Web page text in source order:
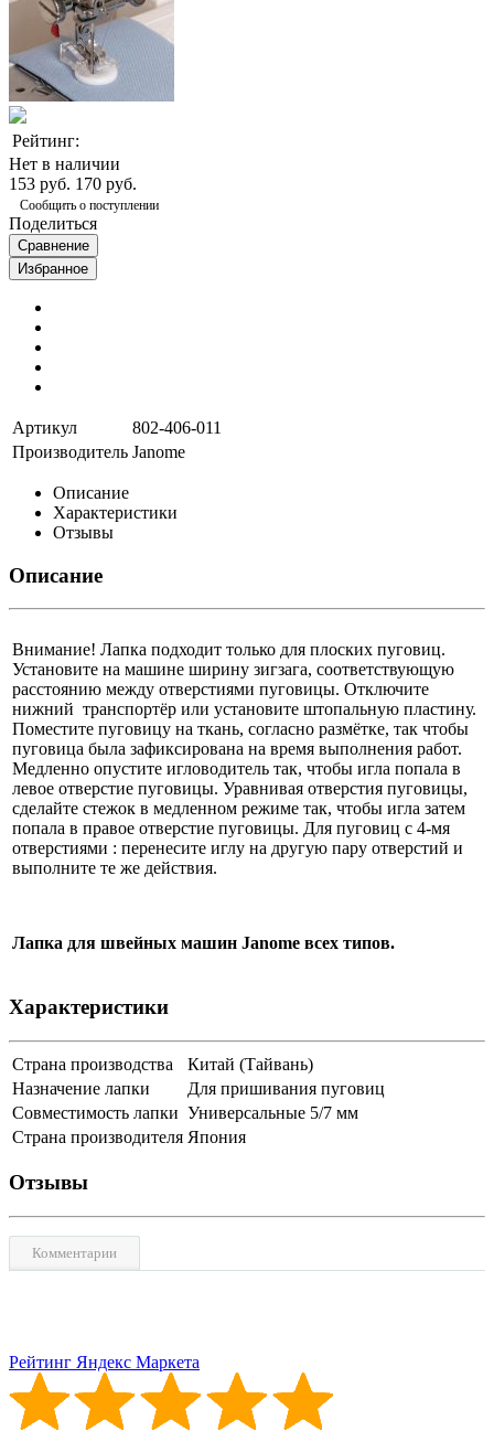
Рейтинг:
Нет в наличии
153 руб. 170 руб.
Сообщить о поступлении
Поделиться
Сравнение
Избранное
Артикул
802-406-011
Производитель Janome
Описание
Характеристики
Отзывы
Описание
Внимание! Лапка подходит только для плоских пуговиц.
Установите на машине ширину зигзага, соответствующую
расстоянию между отверстиями пуговицы. Отключите
нижний транспортёр или установите штопальную пластину.
Поместите пуговицу на ткань, согласно размётке, так чтобы
пуговица была зафиксирована на время выполнения работ.
Медленно опустите игловодитель так, чтобы игла попала в
левое отверстие пуговицы. Уравнивая отверстия пуговицы,
сделайте стежок в медленном режиме так, чтобы игла затем
попала в правое отверстие пуговицы. Для пуговиц с 4-мя
отверстиями : перенесите иглу на другую пару отверстий и
выполните те же действия.
Лапка для швейных машин Janome всех типов.
Характеристики
Страна производства
Китай (Тайвань)
Назначение лапки
Для пришивания пуговиц
Совместимость лапки Универсальные 5/7 мм
Страна производителя Япония
Отзывы
Комментарии
Рейтинг Яндекс Маркета